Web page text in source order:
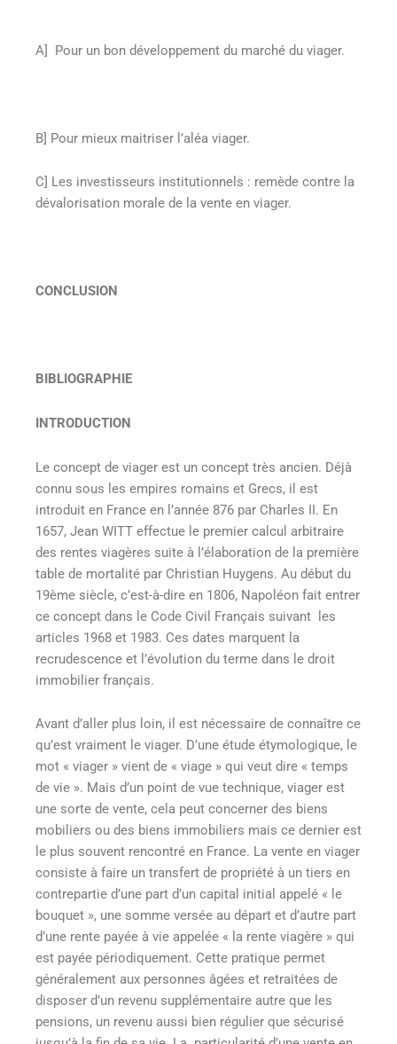
A] Pour un bon développement du marché du viager.
B] Pour mieux maitriser l’aléa viager.
C] Les investisseurs institutionnels : remède contre la
dévalorisation morale de la vente en viager.
CONCLUSION
BIBLIOGRAPHIE
INTRODUCTION
Le concept de viager est un concept très ancien. Déjà
connu sous les empires romains et Grecs, il est
introduit en France en l’année 876 par Charles II. En
1657, Jean WITT effectue le premier calcul arbitraire
des rentes viagères suite à l’élaboration de la première
table de mortalité par Christian Huygens. Au début du
19ème siècle, c’est-à-dire en 1806, Napoléon fait entrer
ce concept dans le Code Civil Français suivant les
articles 1968 et 1983. Ces dates marquent la
recrudescence et l’évolution du terme dans le droit
immobilier français.
Avant d’aller plus loin, il est nécessaire de connaître ce
qu’est vraiment le viager. D’une étude étymologique, le
mot « viager » vient de « viage » qui veut dire « temps
de vie ». Mais d’un point de vue technique, viager est
une sorte de vente, cela peut concerner des biens
mobiliers ou des biens immobiliers mais ce dernier est
le plus souvent rencontré en France. La vente en viager
consiste à faire un transfert de propriété à un tiers en
contrepartie d’une part d’un capital initial appelé « le
bouquet », une somme versée au départ et d’autre part
d’une rente payée à vie appelée « la rente viagère » qui
est payée périodiquement. Cette pratique permet
généralement aux personnes âgées et retraitées de
disposer d’un revenu supplémentaire autre que les
pensions, un revenu aussi bien régulier que sécurisé